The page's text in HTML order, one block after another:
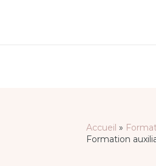
Accueil
Formation
Navigation
des